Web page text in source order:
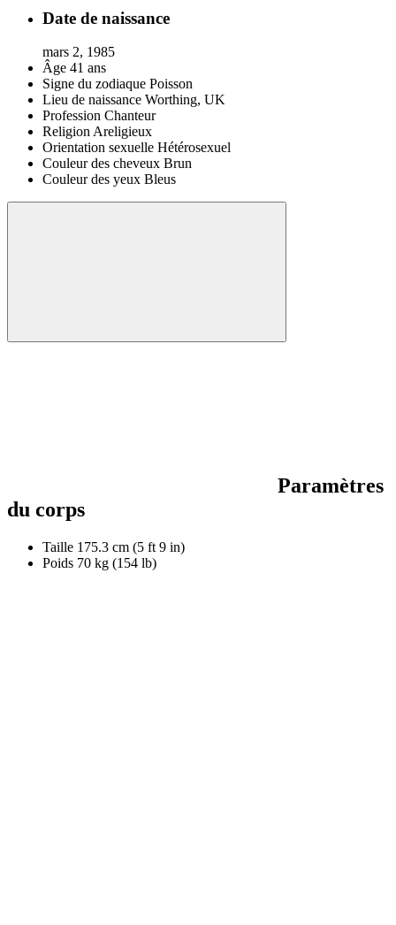
Date de naissance
mars 2, 1985
Âge 41 ans
Signe du zodiaque Poisson
Lieu de naissance Worthing, UK
Profession Chanteur
ReligionAreligieux
Orientation sexuelle Hétérosexuel
Couleur des cheveux Brun
Couleur des yeux Bleus
Paramètres
du corps
Taille 175.3 cm (5 ft 9 in)
Poids 70 kg (154 lb)